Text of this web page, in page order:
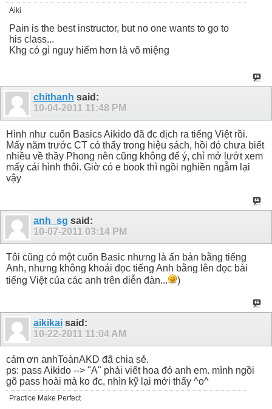
Aiki
Pain is the best instructor, but no one wants to go to
his class...
Khg có gì nguy hiểm hơn là võ miệng
chithanh said:
10-04-2011 11:48 PM
Hình như cuốn Basics Aikido đã đc dịch ra tiếng Việt rồi.
Mấy năm trước CT có thấy trong hiệu sách, hồi đó chưa biết
nhiều về thầy Phong nên cũng không để ý, chỉ mở lướt xem
mấy cái hình thôi. Giờ có e book thì ngồi nghiền ngẫm lại
vậy
anh_sg said:
10-07-2011 03:14 PM
Tôi cũng có một cuốn Basic nhưng là ấn bản bằng tiếng
Anh, nhưng không khoái đọc tiếng Anh bằng lên đọc bài
tiếng Việt của các anh trên diễn đàn...
)
aikikai said:
10-22-2011 11:04 AM
cám ơn anhToànAKD đã chia sẻ.
ps: pass Aikido --> "A" phải viết hoa đó anh em. mình ngồi
gõ pass hoài mà ko đc, nhìn kỹ lại mới thấy ^o^
Practice Make Perfect